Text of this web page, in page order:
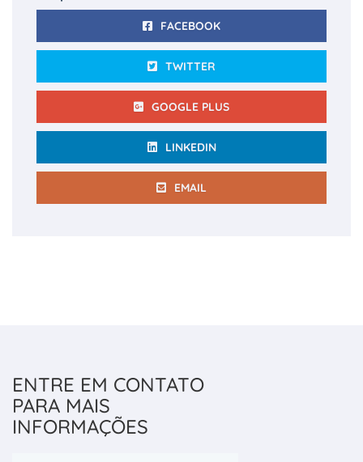
FACEBOOK
TWITTER
GOOGLE PLUS
LINKEDIN
EMAIL
ENTRE EM CONTATO
PARA MAIS
INFORMAÇÕES